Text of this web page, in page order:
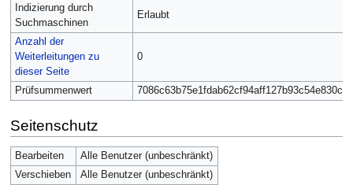
Indizierung durch
Suchmaschinen
Erlaubt
Anzahl der
Weiterleitungen zu
dieser Seite
0
Prüfsummenwert 7086c63b75e1fdab62cf94aff127b93c54e830ca
Seitenschutz
Bearbeiten
Alle Benutzer (unbeschränkt)
Verschieben
Alle Benutzer (unbeschränkt)